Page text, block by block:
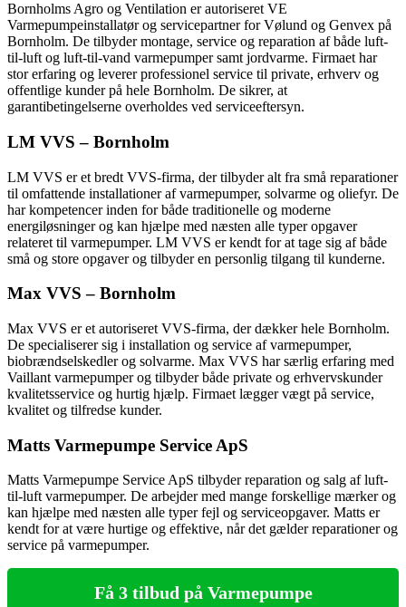
Bornholms Agro og Ventilation er autoriseret VE
Varmepumpeinstallatør og servicepartner for Vølund og Genvex på
Bornholm. De tilbyder montage, service og reparation af både luft-
til-luft og luft-til-vand varmepumper samt jordvarme. Firmaet har
stor erfaring og leverer professionel service til private, erhverv og
offentlige kunder på hele Bornholm. De sikrer, at
garantibetingelserne overholdes ved serviceeftersyn.
LM VVS – Bornholm
LM VVS er et bredt VVS-firma, der tilbyder alt fra små reparationer
til omfattende installationer af varmepumper, solvarme og oliefyr. De
har kompetencer inden for både traditionelle og moderne
energiløsninger og kan hjælpe med næsten alle typer opgaver
relateret til varmepumper. LM VVS er kendt for at tage sig af både
små og store opgaver og tilbyder en personlig tilgang til kunderne.
Max VVS – Bornholm
Max VVS er et autoriseret VVS-firma, der dækker hele Bornholm.
De specialiserer sig i installation og service af varmepumper,
biobrændselskedler og solvarme. Max VVS har særlig erfaring med
Vaillant varmepumper og tilbyder både private og erhvervskunder
kvalitetsservice og hurtig hjælp. Firmaet lægger vægt på service,
kvalitet og tilfredse kunder.
Matts Varmepumpe Service ApS
Matts Varmepumpe Service ApS tilbyder reparation og salg af luft-
til-luft varmepumper. De arbejder med mange forskellige mærker og
kan hjælpe med næsten alle typer fejl og serviceopgaver. Matts er
kendt for at være hurtige og effektive, når det gælder reparationer og
service på varmepumper.
Få 3 tilbud på Varmepumpe